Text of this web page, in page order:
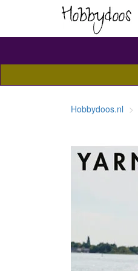
Hobbydoos.nl